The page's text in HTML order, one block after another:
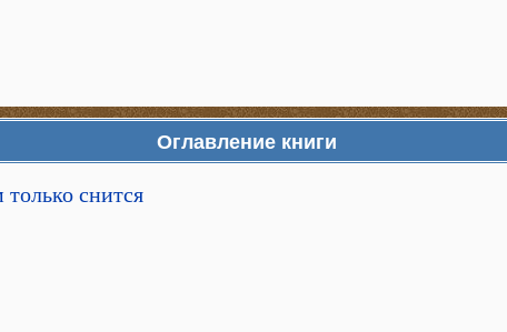
Оглавление книги
снится